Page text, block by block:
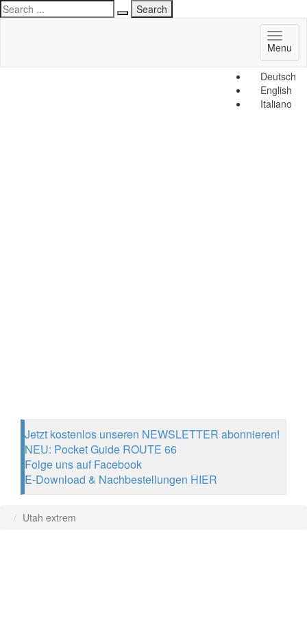
Deutsch
English
Italiano
Menu
Jetzt kostenlos unseren NEWSLETTER abonnieren!
NEU: Pocket Guide ROUTE 66
Folge uns auf Facebook
E-Download & Nachbestellungen HIER
Utah extrem